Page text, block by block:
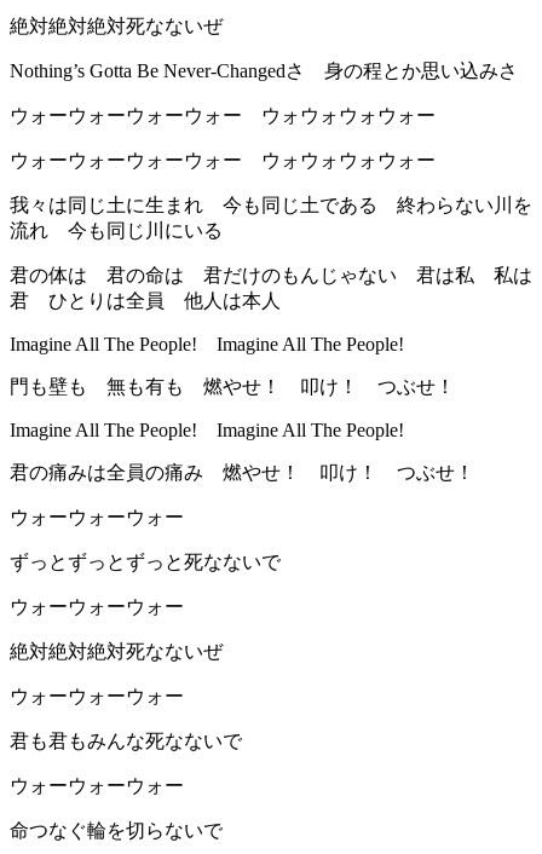
絶対絶対絶対死なないぜ
Nothing’s Gotta Be Never-Changedさ 身の程とか思い込みさ
ウォーウォーウォーウォー ウォウォウォウォー
ウォーウォーウォーウォー ウォウォウォウォー
我々は同じ土に生まれ 今も同じ土である 終わらない川を
流れ 今も同じ川にいる
君の体は 君の命は 君だけのもんじゃない 君は私 私は
君 ひとりは全員 他人は本人
Imagine All The People! Imagine All The People!
門も壁も 無も有も 燃やせ！ 叩け！ つぶせ！
Imagine All The People! Imagine All The People!
君の痛みは全員の痛み 燃やせ！ 叩け！ つぶせ！
ウォーウォーウォー
ずっとずっとずっと死なないで
ウォーウォーウォー
絶対絶対絶対死なないぜ
ウォーウォーウォー
君も君もみんな死なないで
ウォーウォーウォー
命つなぐ輪を切らないで